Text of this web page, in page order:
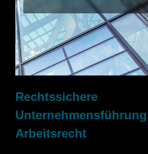
Rechtssichere
Arbeitsrecht